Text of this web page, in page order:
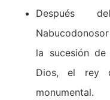
Después
la sucesión
Dios, el rey
monumental.